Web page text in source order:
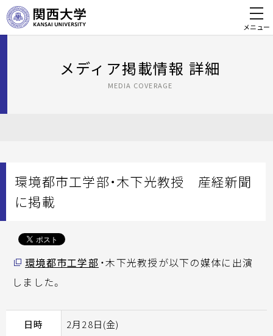
メニュー
メディア掲載情報 詳細
MEDIA COVERAGE
環境都市工学部・木下光教授 産経新聞
に掲載
環境都市工学部 ・木下光教授が以下の媒体に出演
しました。
日時 2月28日(金)